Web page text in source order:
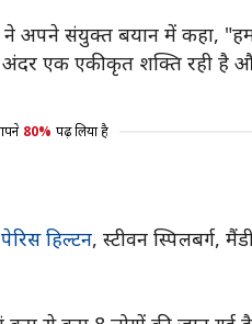
संयुक्त बयान में कहा,
अंदर एक एकीकृत शक्ति रही
80% पढ़ लिया है
पेरिस हिल्टन, स्टीवन स्पिलबर्ग,